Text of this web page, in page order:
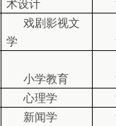
戏剧影视文
学
小学教育
心理学
新闻学